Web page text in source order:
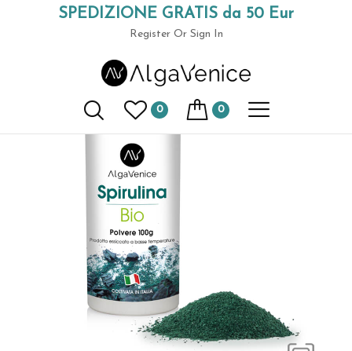
SPEDIZIONE GRATIS da 50 Eur
Register Or Sign In
(+39) 049 9789591
0 0
Spirulina in Barattoli Spirulina 100 gr. in polvere